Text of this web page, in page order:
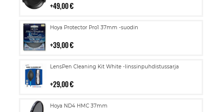
49,00 €
Hoya Protector Pro1 37mm -suodin
39,00 €
Lisää
LensPen Cleaning Kit White -linssinpuhdistussarja
29,00 €
Lisää
Hoya ND4 HMC 37mm
Lisää